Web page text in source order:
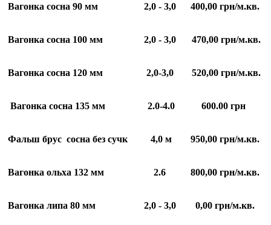
Вагонка сосна 90 мм 2,0 - 3,0 400,00 грн/м.кв.
Вагонка сосна 100 мм 2,0 - 3,0 470,00 грн/м.кв.
Вагонка сосна 120 мм 2,0-3,0 520,00 грн/м.кв.
Вагонка сосна 135 мм 2.0-4.0 600.00 грн
Фальш брус сосна без сучк 4,0 м 950,00 грн/м.кв.
Вагонка ольха 132 мм 2.6 800,00 грн/м.кв.
Вагонка липа 80 мм 2,0 - 3,0 0,00 грн/м.кв.